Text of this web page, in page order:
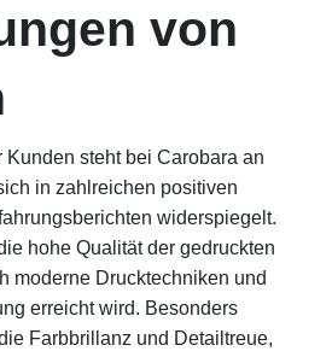
von
Kunden steht bei Carobara an
in zahlreichen positiven
widerspiegelt.
hohe Qualität der gedruckten
moderne Drucktechniken und
erreicht wird. Besonders
Farbbrillanz und Detailtreue,